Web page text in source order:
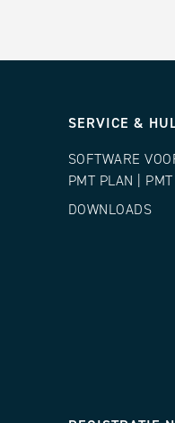
SERVICE &
SOFTWARE
PMT PLAN | PMT
DOWNLOADS